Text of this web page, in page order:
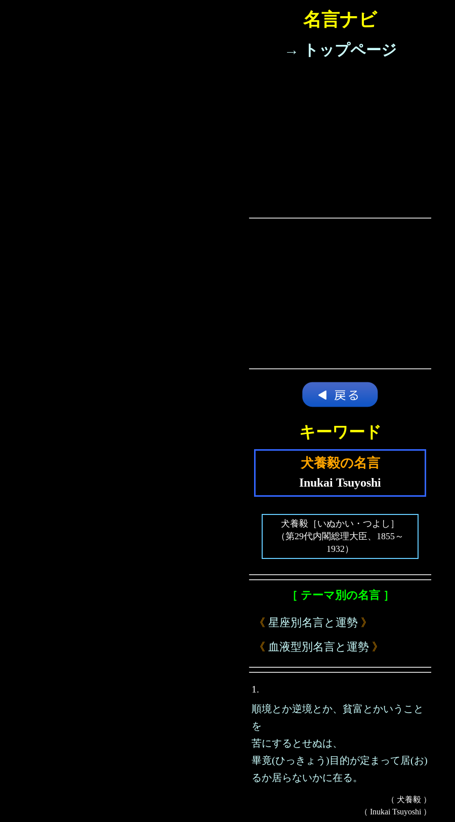
名言ナビ
→ トップページ
キーワード
犬養毅の名言
Inukai Tsuyoshi
犬養毅［いぬかい・つよし］
（第29代内閣総理大臣、1855～
1932）
［ テーマ別の名言 ］
《 星座別名言と運勢 》
《 血液型別名言と運勢 》
1.
順境とか逆境とか、貧富とかいうこと
を
苦にするとせぬは、
畢竟(ひっきょう)目的が定まって居(お)
るか居らないかに在る。
（ 犬養毅 ）
（ Inukai Tsuyoshi ）